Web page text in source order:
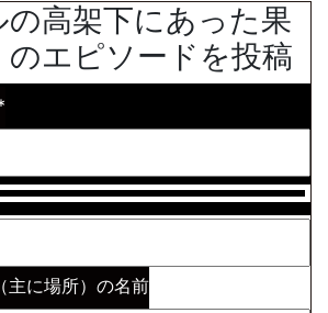
の高架下にあった果
のエピソードを投稿
主に場所）の名前